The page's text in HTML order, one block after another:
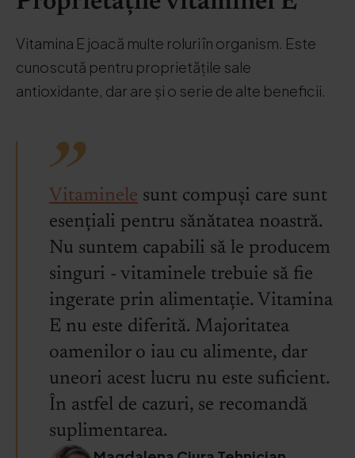
Vitamina E joacă multe roluri în organism. Este
cunoscută pentru proprietățile sale
antioxidante, dar are și o serie de alte beneficii.
Vitaminele sunt compuși care sunt
esențiali pentru sănătatea noastră.
Nu suntem capabili să le producem
singuri - vitaminele trebuie să fie
ingerate prin alimentație. Vitamina
E nu este diferită. Majoritatea
oamenilor o iau cu alimente, dar
uneori acest lucru nu este suficient.
În astfel de cazuri, se recomandă
suplimentarea.